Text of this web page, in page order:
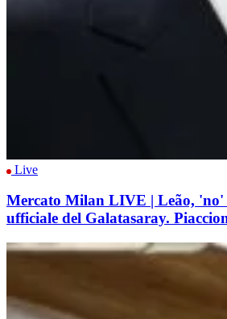
Live
Mercato Milan LIVE | Leão,
ufficiale del Galatasaray.